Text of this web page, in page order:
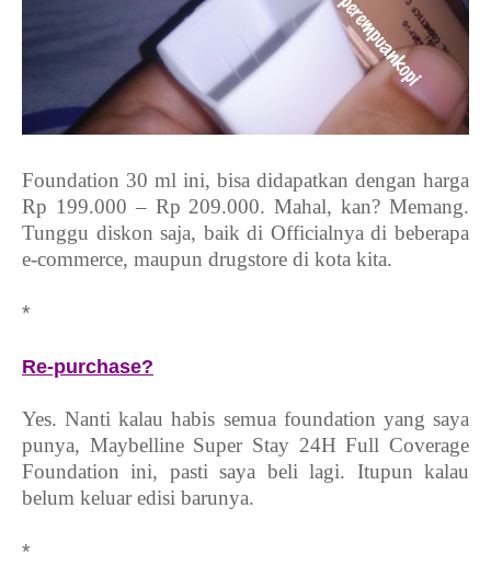
Foundation 30 ml ini, bisa didapatkan dengan harga
Rp 199.000 – Rp 209.000. Mahal, kan? Memang.
Tunggu diskon saja, baik di Officialnya di beberapa
e-commerce, maupun drugstore di kota kita.
*
Re-purchase?
Yes. Nanti kalau habis semua foundation yang saya
punya, Maybelline Super Stay 24H Full Coverage
Foundation ini, pasti saya beli lagi. Itupun kalau
belum keluar edisi barunya.
*